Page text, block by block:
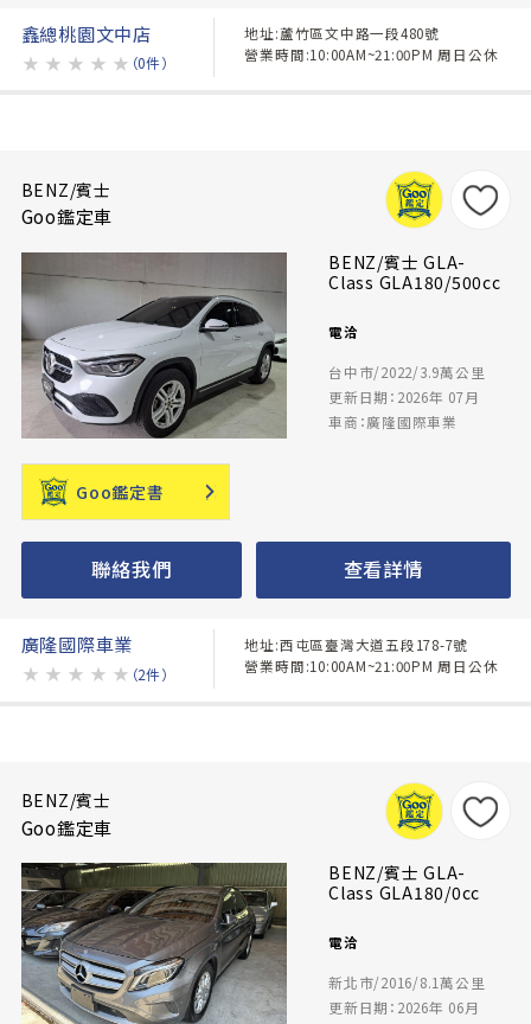
鑫總桃園文中店
★ ★ ★ ★ ★ （0件）
地址:蘆竹區文中路一段480號
營業時間:10:00AM~21:00PM 周日公休
BENZ/賓士
Goo鑑定車
BENZ/賓士 GLA-
Class GLA180/500cc
電洽
台中市/2022/3.9萬公里
更新日期：2026年 07月
車商：廣隆國際車業
Goo鑑定書
聯絡我們 查看詳情
廣隆國際車業
★ ★ ★ ★ ★ （2件）
地址:西屯區臺灣大道五段178-7號
營業時間:10:00AM~21:00PM 周日公休
BENZ/賓士
Goo鑑定車
BENZ/賓士 GLA-
Class GLA180/0cc
電洽
新北市/2016/8.1萬公里
更新日期：2026年 06月